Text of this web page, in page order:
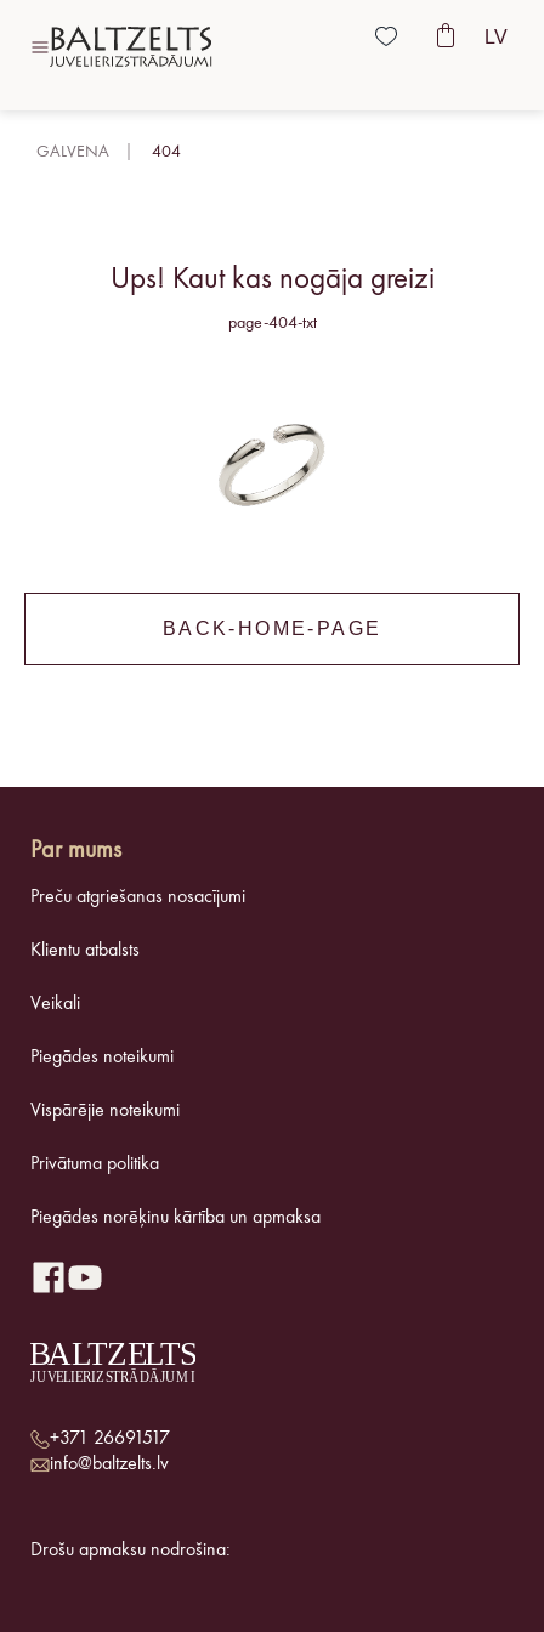
LV
GALVENA 404
Ups! Kaut kas nogāja greizi
page-404-txt
BACK-HOME-PAGE
Par mums
Preču atgriešanas nosacījumi
Klientu atbalsts
Veikali
Piegādes noteikumi
Vispārējie noteikumi
Privātuma politika
Piegādes norēķinu kārtība un apmaksa
+371 26691517
info@baltzelts.lv
Drošu apmaksu nodrošina: